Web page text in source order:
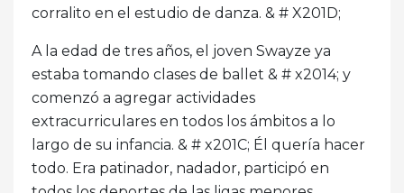
corralito en el estudio de danza. & # X201D;
A la edad de tres años, el joven Swayze ya
estaba tomando clases de ballet & # x2014; y
comenzó a agregar actividades
extracurriculares en todos los ámbitos a lo
largo de su infancia. & # x201C; Él quería hacer
todo. Era patinador, nadador, participó en